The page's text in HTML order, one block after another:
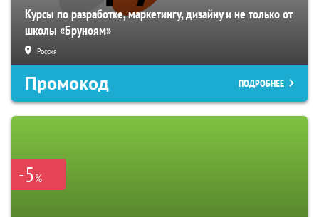
Курсы по разработке, маркетингу, дизайну и не только от
школы «Бруноям»
Россия
Промокод ПОДРОБНЕЕ
-5%